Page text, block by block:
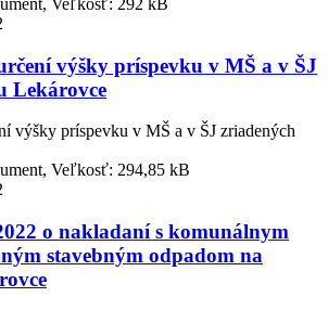
Veľkosť: 292 kB
výšky príspevku v MŠ a v ŠJ
Lekárovce
výšky príspevku v MŠ a v ŠJ zriadených
Veľkosť: 294,85 kB
o nakladaní s komunálnym
stavebným odpadom na